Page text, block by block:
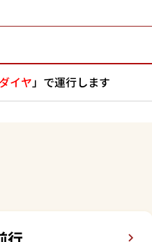
イヤ」で運行します